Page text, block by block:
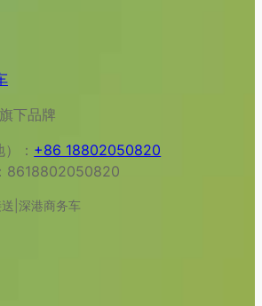
下品牌
： +86 18802050820
8618802050820
|深港商务车